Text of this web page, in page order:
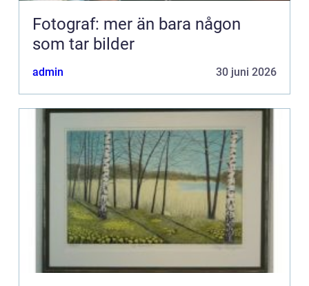
Fotograf: mer än bara någon
som tar bilder
admin 30 juni 2026